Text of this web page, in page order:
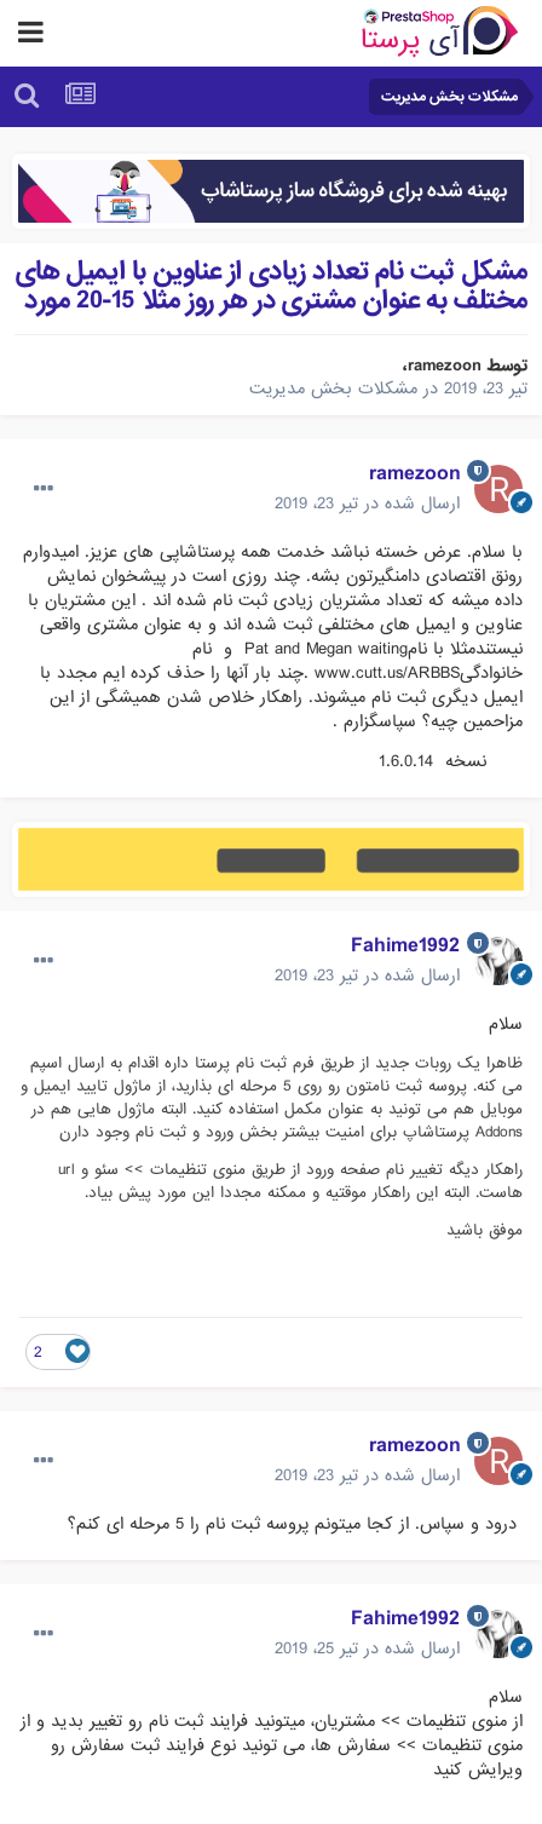
مشکلات بخش مدیریت
مشکل ثبت نام تعداد زیادی از عناوین با ایمیل های
مختلف به عنوان مشتری در هر روز مثلا 15-20 مورد
توسطramezoon،
تیر 23، 2019
در مشکلات بخش مدیریت
ramezoon
ارسال شده در تیر 23، 2019
با سلام. عرض خسته نباشد خدمت همه پرستاشاپی های عزیز. امیدوارم
رونق اقتصادی دامنگیرتون بشه. چند روزی است در پیشخوان نمایش
داده میشه که تعداد مشتریان زیادی ثبت نام شده اند . این مشتریان با
عناوین و ایمیل های مختلفی ثبت شده اند و به عنوان مشتری واقعی
نیستندمثلا با نامPat and Megan waiting و نام
خانوادگیwww.cutt.us/ARBBS .چند بار آنها را حذف کرده ایم مجدد با
ایمیل دیگری ثبت نام میشوند. راهکار خلاص شدن همیشگی از این
مزاحمین چیه؟ سپاسگزارم .
نسخه 1.6.0.14
Fahime1992
ارسال شده در تیر 23، 2019
سلام
ظاهرا یک روبات جدید از طریق فرم ثبت نام پرستا داره اقدام به ارسال اسپم
می کنه. پروسه ثبت نامتون رو روی 5 مرحله ای بذارید، از ماژول تایید ایمیل و
موبایل هم می تونید به عنوان مکمل استفاده کنید. البته ماژول هایی هم در
Addons پرستاشاپ برای امنیت بیشتر بخش ورود و ثبت نام وجود دارن
راهکار دیگه تغییر نام صفحه ورود از طریق منوی تنظیمات >> سئو و url
هاست. البته این راهکار موقتیه و ممکنه مجددا این مورد پیش بیاد.
موفق باشید
2
ramezoon
ارسال شده در تیر 23، 2019
درود و سپاس. از کجا میتونم پروسه ثبت نام را 5 مرحله ای کنم؟
Fahime1992
ارسال شده در تیر 25، 2019
سلام
از منوی تنظیمات >> مشتریان، میتونید فرایند ثبت نام رو تغییر بدید و از
منوی تنظیمات >> سفارش ها، می تونید نوع فرایند ثبت سفارش رو
ویرایش کنید